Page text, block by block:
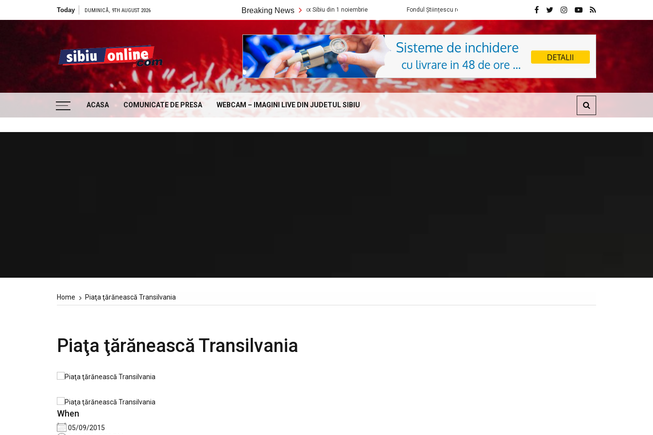
Today DUMINICĂ, 9TH AUGUST 2026 Breaking News
Ce filme noi vedem la Cineplexx Sibiu din 1 noiembrie Fondul Științescu revine cu ediția a 7-a la Sibiu Festivalul Ars HUNGARICA revine la Sibiu
SibiuOnline.com
… locatii si evenimente din Sibiu!!!
ACASA COMUNICATE DE PRESA WEBCAM – IMAGINI LIVE DIN JUDETUL SIBIU
Home Piaţa ţărănească Transilvania
Piaţa ţărănească Transilvania
When
05/09/2015